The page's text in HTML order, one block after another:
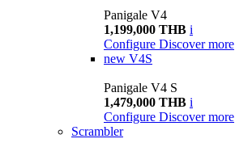
Panigale V4
1,199,000 THB i
Configure Discover more
new V4S
Panigale V4 S
1,479,000 THB i
Configure Discover more
Scrambler